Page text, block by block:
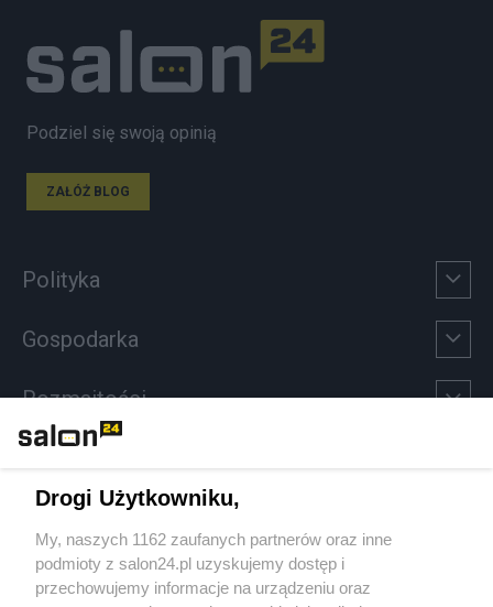
Podziel się swoją opinią
ZAŁÓŻ BLOG
Polityka
Gospodarka
Rozmaitości
Sport
Społeczeństwo
Drogi Użytkowniku,
My, naszych 1162 zaufanych partnerów oraz inne
podmioty z salon24.pl uzyskujemy dostęp i
przechowujemy informacje na urządzeniu oraz